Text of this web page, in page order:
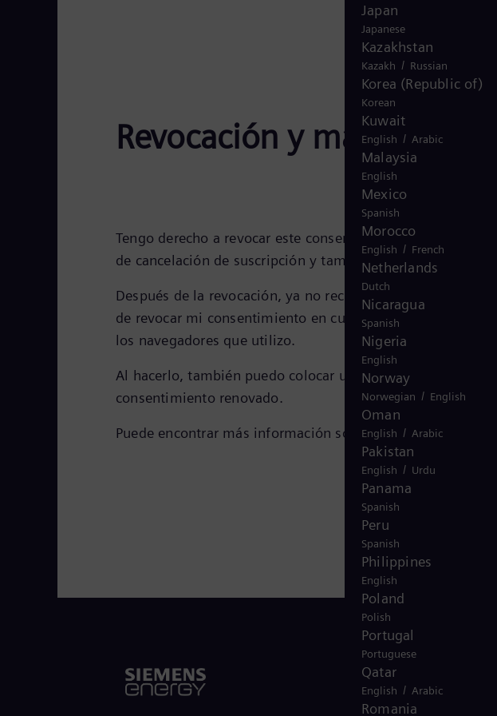
Revocación y más
Tengo derecho a revocar este consentimiento en
de cancelación de suscripción y también en la parte
Después de la revocación, ya no recibiré contenido de
de revocar mi consentimiento en cualquier momento,
los navegadores que utilizo.
Al hacerlo, también puedo colocar una cookie de
consentimiento renovado.
Puede encontrar más información sobre el tratamiento de
Dominican Republic
Japan
Japanese
Kazakhstan
Kazakh / Russian
Korea (Republic of)
Korean
Kuwait
English / Arabic
Malaysia
English
Mexico
Spanish
Morocco
English / French
Netherlands
Dutch
Nicaragua
Spanish
Nigeria
English
Norway
Norwegian / English
Oman
English / Arabic
Pakistan
English / Urdu
Panama
Spanish
Peru
Spanish
Philippines
English
Poland
Polish
Portugal
Portuguese
Qatar
English / Arabic
Romania